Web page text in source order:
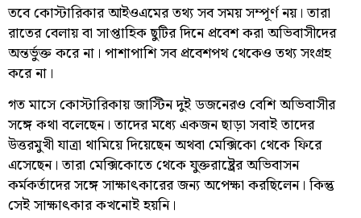
তবে কোস্টারিকার আইওএমের তথ্য সব সময় সম্পূর্ণ নয়। তারা
রাতের বেলায় বা সাপ্তাহিক ছুটির দিনে প্রবেশ করা অভিবাসীদের
অন্তর্ভুক্ত করে না। পাশাপাশি সব প্রবেশপথ থেকেও তথ্য সংগ্রহ
করে না।
গত মাসে কোস্টারিকায় জাস্টিন দুই ডজনেরও বেশি অভিবাসীর
সঙ্গে কথা বলেছেন। তাদের মধ্যে একজন ছাড়া সবাই তাদের
উত্তরমুখী যাত্রা থামিয়ে দিয়েছেন অথবা মেক্সিকো থেকে ফিরে
এসেছেন। তারা মেক্সিকোতে থেকে যুক্তরাষ্ট্রের অভিবাসন
কর্মকর্তাদের সঙ্গে সাক্ষাৎকারের জন্য অপেক্ষা করছিলেন। কিন্তু
সেই সাক্ষাৎকার কখনোই হয়নি।